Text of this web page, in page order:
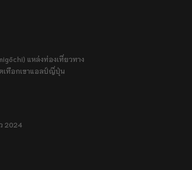
แหล่งท่องเที่ยวทาง
เทือกเขาแอลป์ญี่ปุ่น
2024